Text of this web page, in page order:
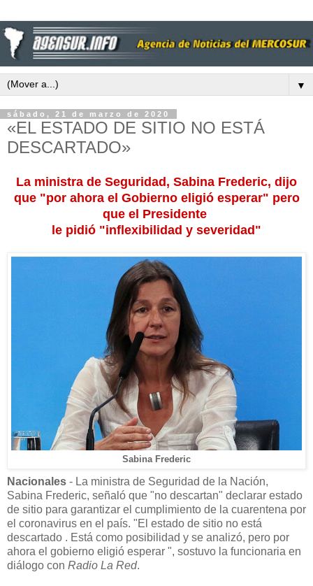
▼
sábado, 21 de marzo de 2020
«EL ESTADO DE SITIO NO ESTÁ
DESCARTADO»
La ministra de Seguridad, Sabina Frederic, dijo
que "por ahora el Gobierno eligió esperar" pero
que el Presidente
le pidió "inflexibilidad y severidad"
Sabina Frederic
Nacionales - La ministra de Seguridad de la Nación,
Sabina Frederic, señaló que "no descartan" declarar estado
de sitio para garantizar el cumplimiento de la cuarentena por
el coronavirus en el país. "El estado de sitio no está
descartado . Está como posibilidad y se analizó, pero por
ahora el gobierno eligió esperar ", sostuvo la funcionaria en
diálogo con Radio La Red.